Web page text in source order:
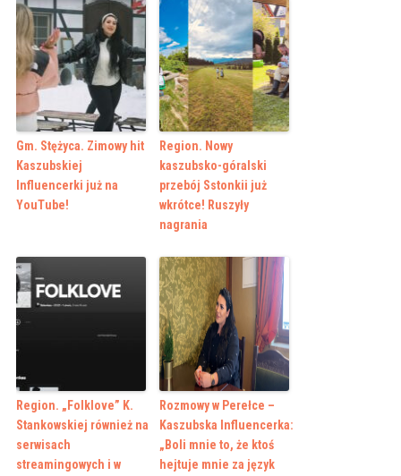
Gm. Stężyca. Zimowy hit
Kaszubskiej
Influencerki już na
YouTube!
Region. Nowy
kaszubsko-góralski
przebój Sstonkii już
wkrótce! Ruszyły
nagrania
Region. „Folklove” K.
Stankowskiej również na
serwisach
streamingowych i w
Rozmowy w Perełce –
Kaszubska Influencerka:
„Boli mnie to, że ktoś
hejtuje mnie za język